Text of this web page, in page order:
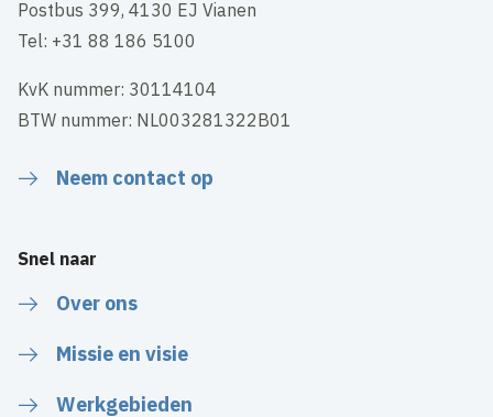
Postbus 399, 4130 EJ Vianen
Tel: +31 88 186 5100
KvK nummer: 30114104
BTW nummer: NL003281322B01
Neem contact op
Snel naar
Over ons
Missie en visie
Werkgebieden